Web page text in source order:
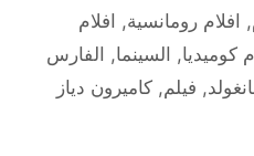
, افلام رومانسية, افلام
كوميديا, السينما, الفارس
, فيلم, كاميرون دياز